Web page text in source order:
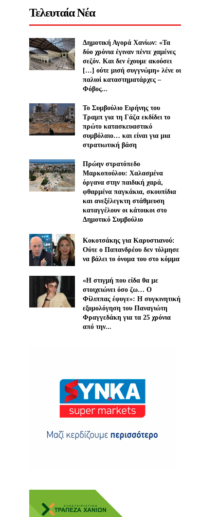
Τελευταία Νέα
Δημοτική Αγορά Χανίων: «Τα
δύο χρόνια έγιναν πέντε χαμένες
σεζόν. Και δεν έχουμε ακούσει
[…] ούτε μισή συγγνώμη» λένε οι
παλιοί καταστηματάρχες –
Φόβος...
Το Συμβούλιο Ειρήνης του
Τραμπ για τη Γάζα εκδίδει το
πρώτο κατασκευαστικό
συμβόλαιο… και είναι για μια
στρατιωτική βάση
Πρώην στρατόπεδο
Μαρκοπούλου: Χαλασμένα
όργανα στην παιδική χαρά,
φθαρμένα παγκάκια, σκουπίδια
και ανεξέλεγκτη στάθμευση
καταγγέλουν οι κάτοικοι στο
Δημοτικό Συμβούλιο
Κοκοτσάκης για Καρυστιανού:
Ούτε ο Παπανδρέου δεν τόλμησε
να βάλει το όνομα του στο κόμμα
«Η στιγμή που είδα θα με
στοιχειώνει όσο ζω… Ο
Φίλιππας έφυγε»: Η συγκινητική
εξομολόγηση του Παναγιώτη
Φραγγεδάκη για τα 25 χρόνια
από την...